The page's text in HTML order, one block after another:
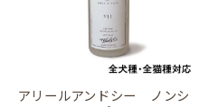
アリールアンドシー ノンシ